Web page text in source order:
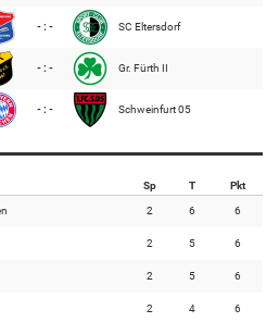
- : - SC Eltersdorf
- : - Gr. Fürth II
- : - Schweinfurt 05
Sp T Pkt
2 6 6
2 5 6
2 5 6
2 4 6